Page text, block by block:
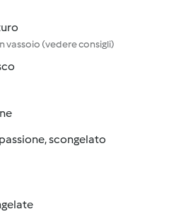
vassoio (vedere consigli)
scongelato